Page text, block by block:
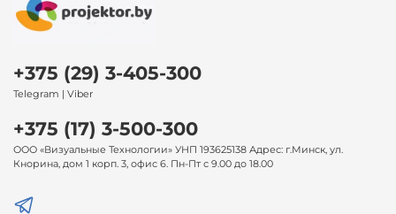
+375 (29) 3-405-300
Telegram | Viber
+375 (17) 3-500-300
ООО «Визуальные Технологии» УНП 193625138 Адрес: г.Минск, ул.
Кнорина, дом 1 корп. 3, офис 6. Пн-Пт с 9.00 до 18.00